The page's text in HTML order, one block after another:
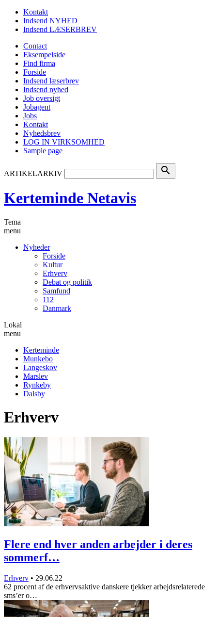
Kontakt
Indsend NYHED
Indsend LÆSERBREV
Contact
Eksempelside
Find firma
Forside
Indsend læserbrev
Indsend nyhed
Job oversigt
Jobagent
Jobs
Kontakt
Nyhedsbrev
LOG IN VIRKSOMHED
Sample page
ARTIKELARKIV search
Kerteminde Netavis
Tema
menu
Nyheder
Forside
Kultur
Erhverv
Debat og politik
Samfund
112
Danmark
Lokal
menu
Kerteminde
Munkebo
Langeskov
Marslev
Rynkeby
Dalsby
Erhverv
Flere end hver anden arbejder i deres
sommerf…
Erhverv • 29.06.22
62 procent af de erhvervsaktive danskere tjekker arbejdsrelaterede
sms’er o…